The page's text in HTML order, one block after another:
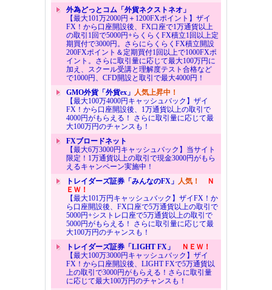
外為どっとコム「外貨ネクストネオ」
【最大101万2000円＋1200FXポイント】ザイ
FX！から口座開設後、FX口座で1万通貨以上
の取引1回で5000円+らくらくFX積立1回以上定
期買付で3000円。さらにらくらくFX積立開設
200FXポイント＆定期買付1回以上で1000FXポ
イント。さらに取引量に応じて最大100万円に
加え、スクール受講と理解度テスト合格など
で1000円、CFD開設と取引で最大4000円！
GMO外貨「外貨ex」 人気上昇中！
【最大100万4000円キャッシュバック】ザイ
FX！から口座開設後、1万通貨以上の取引で
4000円がもらえる！ さらに取引量に応じて最
大100万円のチャンスも！
FXブロードネット
【最大6万3000円キャッシュバック】当サイト
限定！1万通貨以上の取引で現金3000円がもら
えるキャンペーン実施中！
トレイダーズ証券「みんなのFX」 人気！
Ｎ
ＥＷ！
【最大101万円キャッシュバック】ザイFX！か
ら口座開設後、FX口座で5万通貨以上の取引で
5000円+シストレ口座で5万通貨以上の取引で
5000円がもらえる！ さらに取引量に応じて最
大100万円のチャンスも！
トレイダーズ証券「LIGHT FX」
ＮＥＷ！
【最大100万3000円キャッシュバック】ザイ
FX！から口座開設後、LIGHT FXで5万通貨以
上の取引で3000円がもらえる！さらに取引量
に応じて最大100万円のチャンスも！